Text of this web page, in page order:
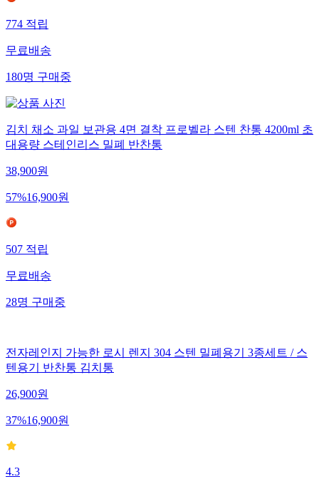
774 적립
무료배송
180명 구매중
김치 채소 과일 보관용 4면 결착 프로벨라 스텐 찬통 4200ml 초
대용량 스테인리스 밀폐 반찬통
38,900원
57%16,900원
507 적립
무료배송
28명 구매중
전자레인지 가능한 로시 렌지 304 스텐 밀폐용기 3종세트 / 스
텐용기 반찬통 김치통
26,900원
37%16,900원
4.3